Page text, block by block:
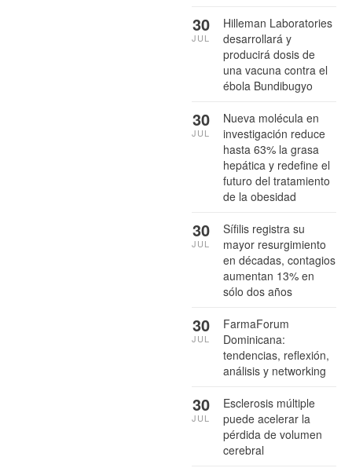
Hilleman Laboratories
desarrollará y
producirá dosis de
una vacuna contra el
ébola Bundibugyo
30
JUL
Nueva molécula en
investigación reduce
hasta 63% la grasa
hepática y redefine el
futuro del tratamiento
de la obesidad
30
JUL
Sífilis registra su
mayor resurgimiento
en décadas, contagios
aumentan 13% en
sólo dos años
30
JUL
FarmaForum
Dominicana:
tendencias, reflexión,
análisis y networking
30
JUL
Esclerosis múltiple
puede acelerar la
pérdida de volumen
cerebral
30
JUL